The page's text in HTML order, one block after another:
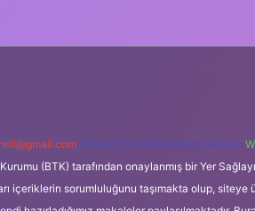
Teams: forumhizmeti@gmail.com
(BTK) tarafından onaylanmış bir Yer
içeriklerin sorumluluğunu taşımakta olup,